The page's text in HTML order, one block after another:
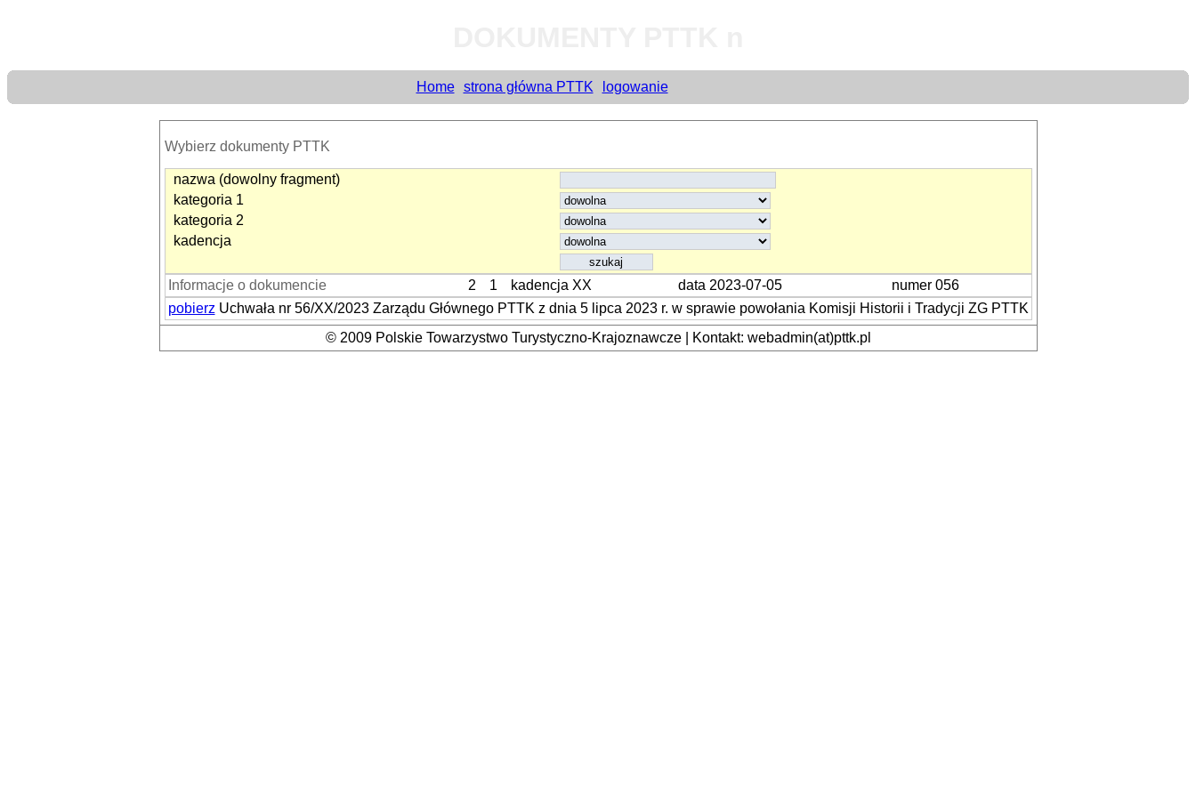
Home strona główna PTTK logowanie
Wybierz dokumenty PTTK
nazwa (dowolny fragment)
kategoria 1
kategoria 2
kadencja
Informacje o dokumencie 2 1 kadencja XX data 2023-07-05
numer 056
pobierz Uchwała nr 56/XX/2023 Zarządu Głównego PTTK z dnia 5 lipca 2023 r. w sprawie powołania Komisji Historii i Tradycji ZG PTTK
© 2009 Polskie Towarzystwo Turystyczno-Krajoznawcze | Kontakt: webadmin(at)pttk.pl